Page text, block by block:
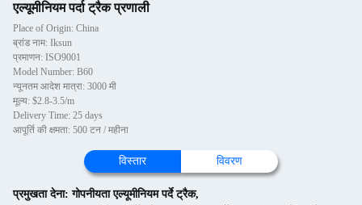
एल्यूमीनियम पर्दा ट्रैक प्रणाली
Place of Origin: China
ब्रांड नाम: Iksun
प्रमाणन: ISO9001
Model Number: B60
न्यूनतम आदेश मात्रा: 3000 मी
मूल्य: $2.8-3.5/m
Delivery Time: 25 days
आपूर्ति की क्षमता: 500 टन / महीना
विस्तार विवरण
प्रमुखता देना:गोपनीयता एल्यूमीनियम पर्दे ट्रैक,